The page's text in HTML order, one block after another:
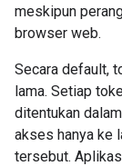
meskipun
browser web.
Secara default,
lama. Setiap
ditentukan
akses hanya ke
tersebut.